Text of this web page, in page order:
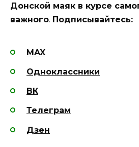
Донской маяк в курсе
важного. Подписывайтесь:
MAX
Одноклассники
ВК
Телеграм
Дзен